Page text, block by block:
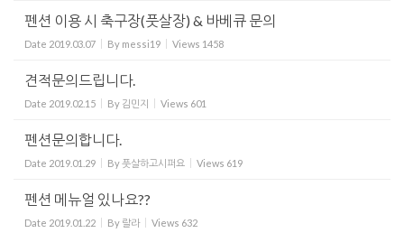
펜션 이용 시 축구장(풋살장) & 바베큐 문의
Date 2019.03.07 By messi19 Views 1458
견적문의드립니다.
Date 2019.02.15 By 김민지 Views 601
펜션문의합니다.
Date 2019.01.29 By풋살하고시퍼요 Views 619
펜션 메뉴얼 있나요??
Date 2019.01.22 By 랄라 Views 632